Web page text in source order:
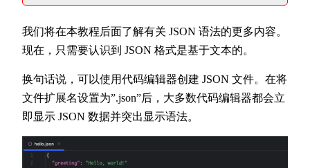
我们将在本教程后面了解有关 JSON 语法的更多内容。
现在，只需要认识到 JSON 格式是基于文本的。
换句话说，可以使用代码编辑器创建 JSON 文件。在将
文件扩展名设置为”.json”后，大多数代码编辑器都会立
即显示 JSON 数据并突出显示语法。